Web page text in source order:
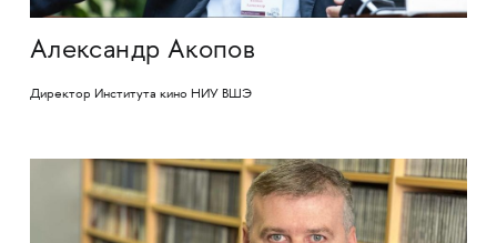
Александр Акопов
Директор Института кино НИУ ВШЭ